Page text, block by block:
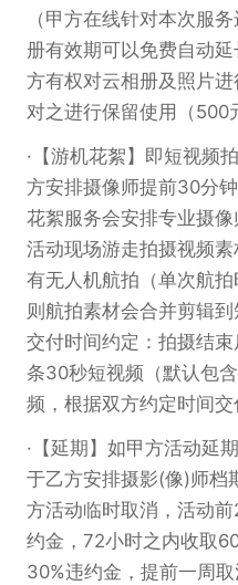
（甲方在线针对本次服
册有效期可以免费自动
方有权对云相册及照片
对之进行保留使用（500
【游机花絮】即短视频
方安排摄像师提前30分
花絮服务会安排专业摄
活动现场游走拍摄视频
有无人机航拍（单次航
则航拍素材会合并剪辑
交付时间约定：拍摄结
条30秒短视频（默认包
频，根据双方约定时间交
【延期】如甲方活动延
于乙方安排摄影(像)师档
方活动临时取消，活动
约金，72小时之内收取
30%违约金，提前一周